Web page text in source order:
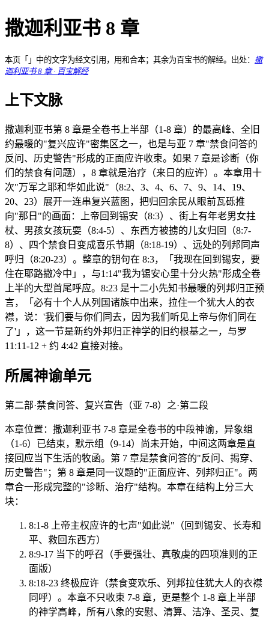
撒迦利亚书 8 章
本页「」中的文字为经文引用，用和合本；其余为百宝书的解经。出处： 撒
迦利亚书 8 章 · 百宝解经
上下文脉
撒迦利亚书第 8 章是全卷书上半部（1-8 章）的最高峰、全旧
约最暖的"复兴应许"密集区之一，也是与亚 7 章"禁食问答的
反问、历史警告"形成的正面应许收束。如果 7 章是诊断（你
们的禁食有问题），8 章就是治疗（来日的应许）。本章用十
次"万军之耶和华如此说"（8:2、3、4、6、7、9、14、19、
20、23）展开一连串复兴蓝图，把归回余民从眼前瓦砾推
向"那日"的画面：上帝回到锡安（8:3）、街上有年老男女拄
杖、男孩女孩玩耍（8:4-5）、东西方被掳的儿女归回（8:7-
8）、四个禁食日变成喜乐节期（8:18-19）、远处的列邦同声
呼归（8:20-23）。整章的钥句在 8:3，「我现在回到锡安，要
住在耶路撒冷中」，与1:14"我为锡安心里十分火热"形成全卷
上半的大型首尾呼应。8:23 是十二小先知书最暖的列邦归正预
言，「必有十个人从列国诸族中出来，拉住一个犹大人的衣
襟，说：'我们要与你们同去，因为我们听见上帝与你们同在
了'」，这一节是新约外邦归正神学的旧约根基之一，与罗
11:11-12 + 约 4:42 直接对接。
所属神谕单元
第二部·禁食问答、复兴宣告（亚 7-8）之·第二段
本章位置：撒迦利亚书 7-8 章是全卷书的中段神谕，异象组
（1-6）已结束，默示组（9-14）尚未开始，中间这两章是直
接回应当下生活的牧函。第 7 章是禁食问答的"反问、揭穿、
历史警告"；第 8 章是同一议题的"正面应许、列邦归正"。两
章合一形成完整的"诊断、治疗"结构。本章在结构上分三大
块：
8:1-8 上帝主权应许的七声"如此说"（回到锡安、长寿和
平、救回东西方）
8:9-17 当下的呼召（手要强壮、真敬虔的四项准则的正
面版）
8:18-23 终极应许（禁食变欢乐、列邦拉住犹大人的衣襟
同呼）。本章不只收束 7-8 章，更是整个 1-8 章上半部
的神学高峰，所有八象的安慰、清算、洁净、圣灵、复